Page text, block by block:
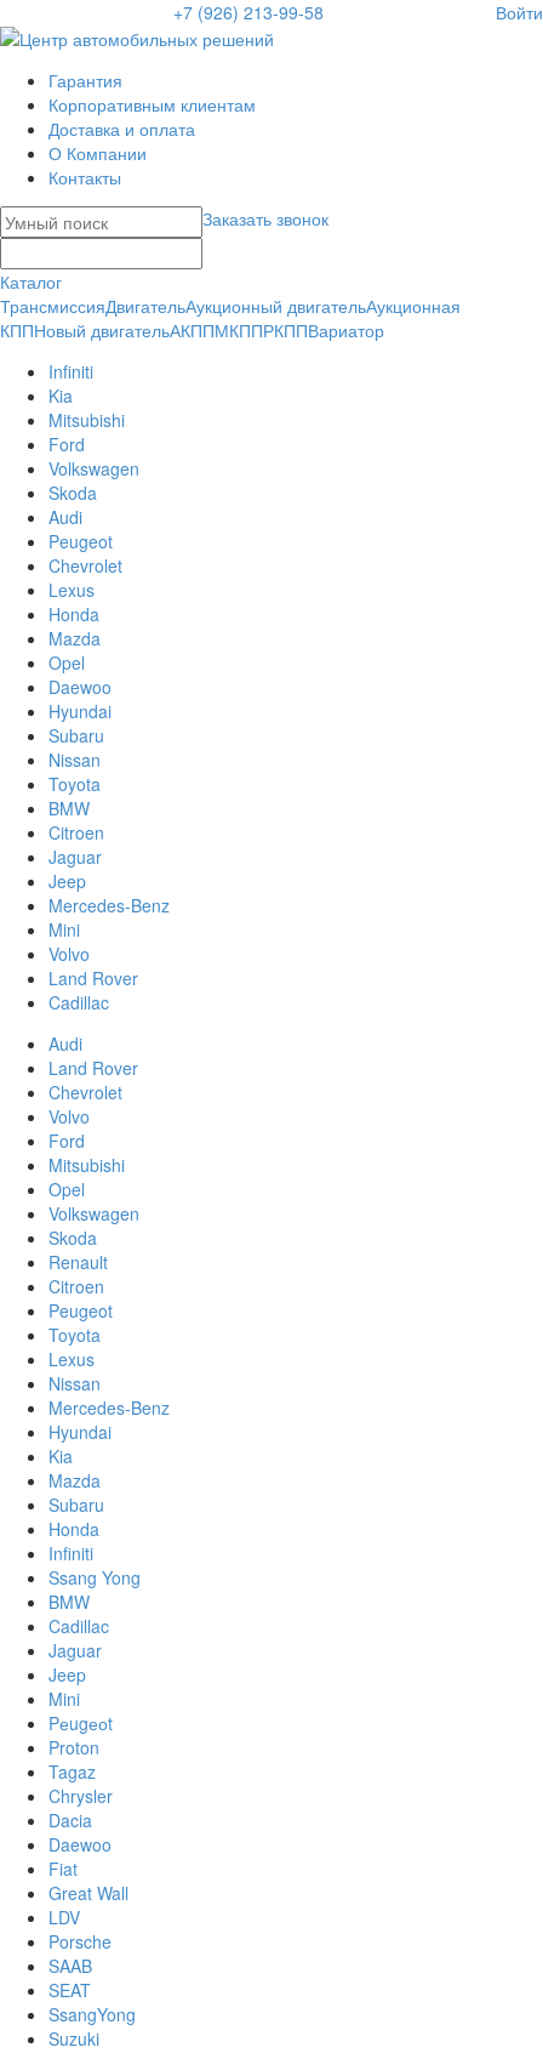
+7 (926) 213-99-58 Войти
Гарантия
Корпоративным клиентам
Доставка и оплата
О Компании
Контакты
Заказать звонок
Каталог
ТрансмиссияДвигательАукционный двигательАукционная
КППНовый двигательАКППМКППРКППВариатор
Infiniti
Kia
Mitsubishi
Ford
Volkswagen
Skoda
Audi
Peugeot
Chevrolet
Lexus
Honda
Mazda
Opel
Daewoo
Hyundai
Subaru
Nissan
Toyota
BMW
Citroen
Jaguar
Jeep
Mercedes-Benz
Mini
Volvo
Land Rover
Cadillac
Audi
Land Rover
Chevrolet
Volvo
Ford
Mitsubishi
Opel
Volkswagen
Skoda
Renault
Citroen
Peugeot
Toyota
Lexus
Nissan
Mercedes-Benz
Hyundai
Kia
Mazda
Subaru
Honda
Infiniti
Ssang Yong
BMW
Cadillac
Jaguar
Jeep
Mini
Pеugеоt
Proton
Tagaz
Chrysler
Dacia
Daewoo
Fiat
Great Wall
LDV
Porsche
SAAB
SEAT
SsangYong
Suzuki